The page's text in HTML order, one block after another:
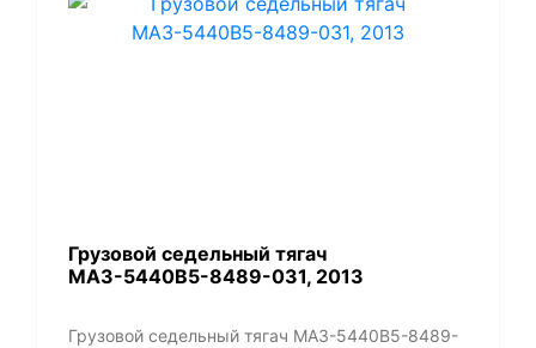
​Грузовой седельный тягач
МАЗ-5440В5-8489-031, 2013
​Грузовой седельный тягач МАЗ-5440В5-8489-